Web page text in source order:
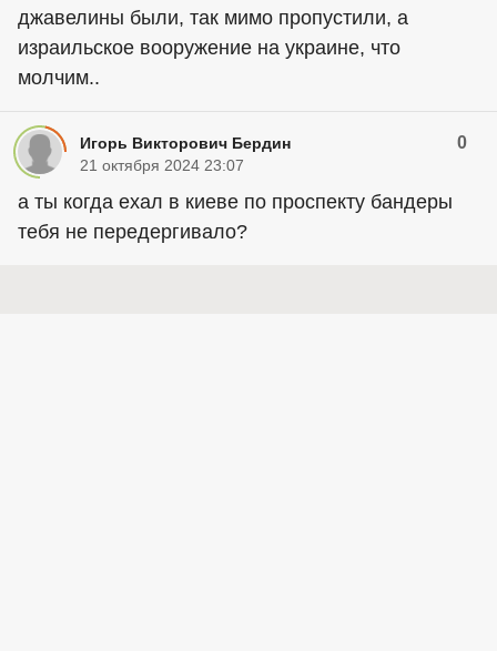
джавелины были, так мимо пропустили, а
израильское вооружение на украине, что
молчим..
Игорь Викторович Бердин 0
21 октября 2024 23:07
а ты когда ехал в киеве по проспекту бандеры
тебя не передергивало?